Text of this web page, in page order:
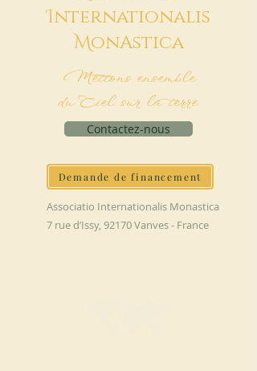
Internationalis
MonAstica
Mettons ensemble
du Ciel sur la terre
Contactez-nous
Demande de financement
Associatio Internationalis Monastica
7 rue d’Issy, 92170 Vanves - France